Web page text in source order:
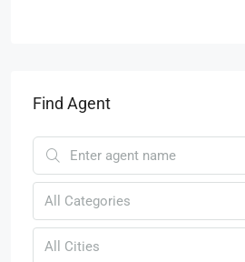
Find Agent
All Categories
All Cities